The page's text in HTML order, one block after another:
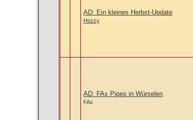
AD: Ein kleines Herbst-Update
Hozzy
AD: FAx Pipes in Würselen
FAx